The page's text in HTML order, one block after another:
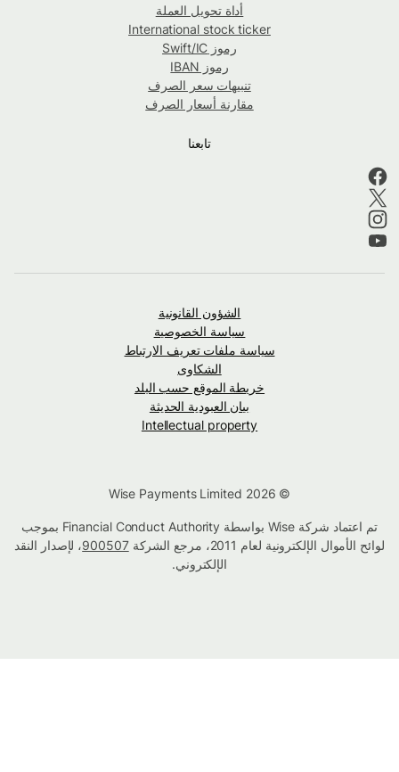
أداة تحويل العملة
International stock ticker
رموز Swift/IC
رموز IBAN
تنبيهات سعر الصرف
مقارنة أسعار الصرف
تابعنا
الشؤون القانونية
سياسة الخصوصية
سياسة ملفات تعريف الارتباط
الشكاوى
خريطة الموقع حسب البلد
بيان العبودية الحديثة
Intellectual property
تم اعتماد شركة Wise بواسطة Financial Conduct Authority بموجب
لوائح الأموال الإلكترونية لعام 2011، مرجع الشركة
900507، لإصدار النقد
الإلكتروني.